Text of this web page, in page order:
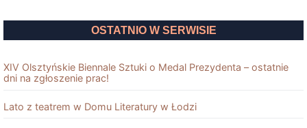
OSTATNIO W SERWISIE
XIV Olsztyńskie Biennale Sztuki o Medal Prezydenta – ostatnie
dni na zgłoszenie prac!
Lato z teatrem w Domu Literatury w Łodzi